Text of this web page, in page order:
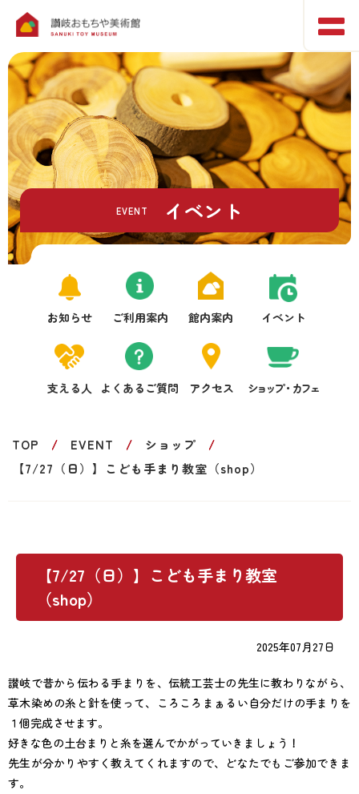
お知らせ ご利用案内 館内案内 イベント
支える人 よくあるご質問 アクセス ショップ・カフェ
EVENT イベント
TOP EVENT
ショップ
【7/27（日）】こども手まり教室（shop）
【7/27（日）】こども手まり教室
（shop）
2025年07月27日
讃岐で昔から伝わる手まりを、伝統工芸士の先生に教わりながら、
草木染めの糸と針を使って、ころころまぁるい自分だけの手まりを
１個完成させます。
好きな色の土台まりと糸を選んでかがっていきましょう！
先生が分かりやすく教えてくれますので、どなたでもご参加できま
す。